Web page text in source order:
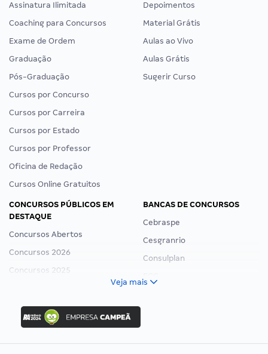
Assinatura Ilimitada
Coaching para Concursos
Exame de Ordem
Graduação
Pós-Graduação
Cursos por Concurso
Cursos por Carreira
Cursos por Estado
Cursos por Professor
Oficina de Redação
Cursos Online Gratuitos
Depoimentos
Material Grátis
Aulas ao Vivo
Aulas Grátis
Sugerir Curso
CONCURSOS PÚBLICOS EM
DESTAQUE
Concursos Abertos
Concursos 2026
Concursos 2025
Concurso Ibama
Concurso MPU
Editais publicados
BANCAS DE CONCURSOS
Cebraspe
Cesgranrio
Consulplan
Veja mais